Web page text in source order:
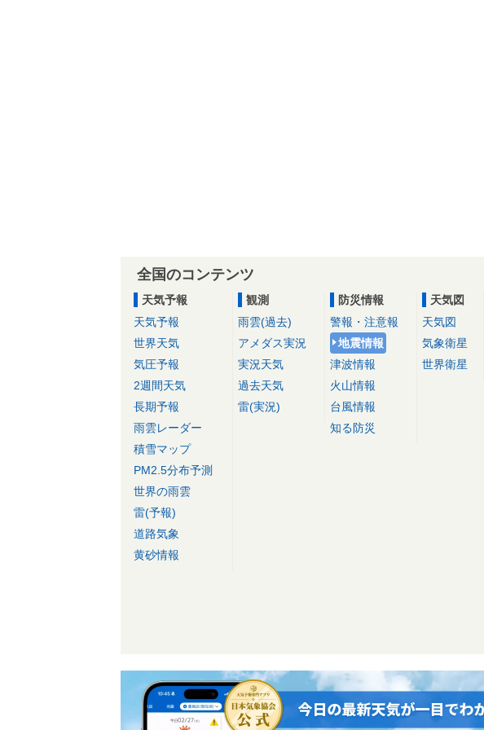
全国のコンテンツ
天気予報
天気予報
世界天気
気圧予報
2週間天気
長期予報
雨雲レーダー
積雪マップ
PM2.5分布予測
世界の雨雲
雷(予報)
道路気象
黄砂情報
観測
雨雲(過去)
アメダス実況
実況天気
過去天気
雷(実況)
防災情報
警報・注意報
地震情報
津波情報
火山情報
台風情報
知る防災
天気図
天気図
気象衛星
世界衛星